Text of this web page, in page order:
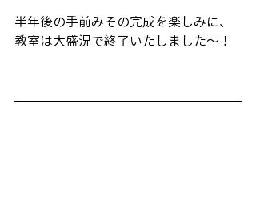
半年後の手前みその完成を楽しみに、
教室は大盛況で終了いたしました～！